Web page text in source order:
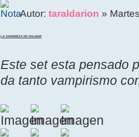
Autor:taraldarion »
LA GRANDEZA DE DALMAR
Este set esta pensado
da tanto vampirismo